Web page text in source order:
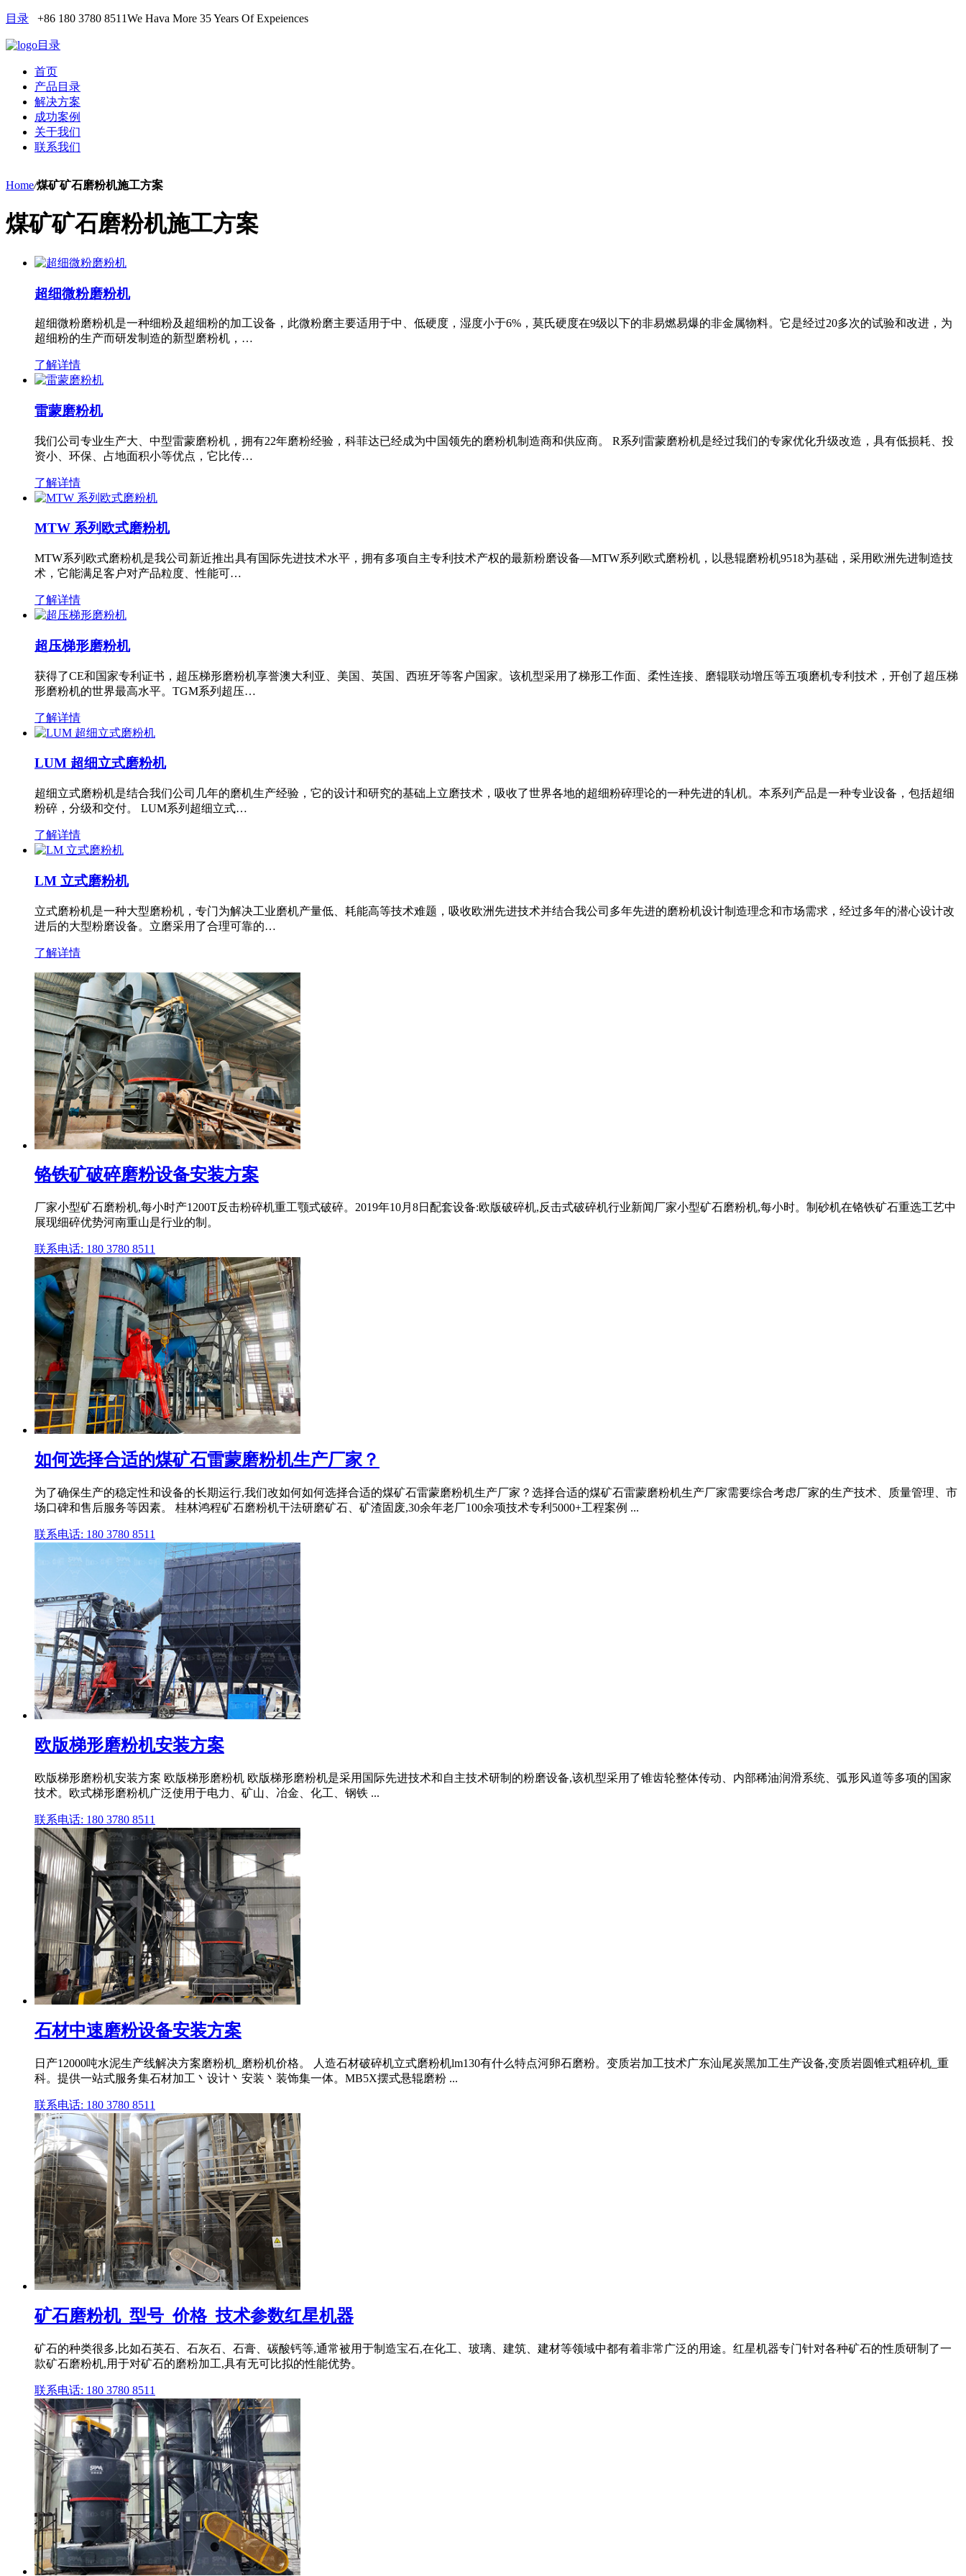
目录 +86 180 3780 8511We Hava More 35 Years Of Expeiences
目录
首页
产品目录
解决方案
成功案例
关于我们
联系我们
Home/煤矿矿石磨粉机施工方案
煤矿矿石磨粉机施工方案
超细微粉磨粉机
超细微粉磨粉机是一种细粉及超细粉的加工设备，此微粉磨主要适用于中、低硬度，湿度小于6%，莫氏硬度在9级以下的非易燃易爆的非金属物料。它是经过20多次的试验和改进，为
超细粉的生产而研发制造的新型磨粉机，…
了解详情
雷蒙磨粉机
我们公司专业生产大、中型雷蒙磨粉机，拥有22年磨粉经验，科菲达已经成为中国领先的磨粉机制造商和供应商。 R系列雷蒙磨粉机是经过我们的专家优化升级改造，具有低损耗、投
资小、环保、占地面积小等优点，它比传…
了解详情
MTW 系列欧式磨粉机
MTW系列欧式磨粉机是我公司新近推出具有国际先进技术水平，拥有多项自主专利技术产权的最新粉磨设备—MTW系列欧式磨粉机，以悬辊磨粉机9518为基础，采用欧洲先进制造技
术，它能满足客户对产品粒度、性能可…
了解详情
超压梯形磨粉机
获得了CE和国家专利证书，超压梯形磨粉机享誉澳大利亚、美国、英国、西班牙等客户国家。该机型采用了梯形工作面、柔性连接、磨辊联动增压等五项磨机专利技术，开创了超压梯
形磨粉机的世界最高水平。TGM系列超压…
了解详情
LUM 超细立式磨粉机
超细立式磨粉机是结合我们公司几年的磨机生产经验，它的设计和研究的基础上立磨技术，吸收了世界各地的超细粉碎理论的一种先进的轧机。本系列产品是一种专业设备，包括超细
粉碎，分级和交付。 LUM系列超细立式…
了解详情
LM 立式磨粉机
立式磨粉机是一种大型磨粉机，专门为解决工业磨机产量低、耗能高等技术难题，吸收欧洲先进技术并结合我公司多年先进的磨粉机设计制造理念和市场需求，经过多年的潜心设计改
进后的大型粉磨设备。立磨采用了合理可靠的…
了解详情
铬铁矿破碎磨粉设备安装方案
厂家小型矿石磨粉机,每小时产1200T反击粉碎机重工颚式破碎。2019年10月8日配套设备:欧版破碎机,反击式破碎机行业新闻厂家小型矿石磨粉机,每小时。制砂机在铬铁矿石重选工艺中
展现细碎优势河南重山是行业的制。
联系电话: 180 3780 8511
如何选择合适的煤矿石雷蒙磨粉机生产厂家？
为了确保生产的稳定性和设备的长期运行,我们改如何如何选择合适的煤矿石雷蒙磨粉机生产厂家？选择合适的煤矿石雷蒙磨粉机生产厂家需要综合考虑厂家的生产技术、质量管理、市
场口碑和售后服务等因素。 桂林鸿程矿石磨粉机干法研磨矿石、矿渣固废,30余年老厂100余项技术专利5000+工程案例 ...
联系电话: 180 3780 8511
欧版梯形磨粉机安装方案
欧版梯形磨粉机安装方案 欧版梯形磨粉机 欧版梯形磨粉机是采用国际先进技术和自主技术研制的粉磨设备,该机型采用了锥齿轮整体传动、内部稀油润滑系统、弧形风道等多项的国家
技术。欧式梯形磨粉机广泛使用于电力、矿山、冶金、化工、钢铁 ...
联系电话: 180 3780 8511
石材中速磨粉设备安装方案
日产12000吨水泥生产线解决方案磨粉机_磨粉机价格。 人造石材破碎机立式磨粉机lm130有什么特点河卵石磨粉。变质岩加工技术广东汕尾炭黑加工生产设备,变质岩圆锥式粗碎机_重
科。提供一站式服务集石材加工丶设计丶安装丶装饰集一体。MB5X摆式悬辊磨粉 ...
联系电话: 180 3780 8511
矿石磨粉机_型号_价格_技术参数红星机器
矿石的种类很多,比如石英石、石灰石、石膏、碳酸钙等,通常被用于制造宝石,在化工、玻璃、建筑、建材等领域中都有着非常广泛的用途。红星机器专门针对各种矿石的性质研制了一
款矿石磨粉机,用于对矿石的磨粉加工,具有无可比拟的性能优势。
联系电话: 180 3780 8511